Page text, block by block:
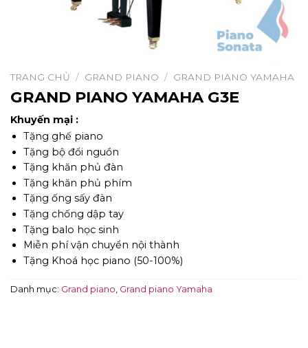
TRANG CHỦ / GRAND PIANO / GRAND PIANO YAMAHA
GRAND PIANO YAMAHA G3E
Khuyến mại :
Tặng ghế piano
Tặng bộ đổi nguồn
Tặng khăn phủ đàn
Tặng khăn phủ phím
Tặng ống sấy đàn
Tặng chống dập tay
Tặng balo học sinh
Miễn phí vận chuyển nội thành
Tặng Khoá học piano (50-100%)
Danh mục: Grand piano Grand piano Yamaha